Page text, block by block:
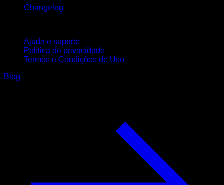
Changelog
Ajuda e suporte
Política de privacidade
Termos e Condições de Uso
Blog